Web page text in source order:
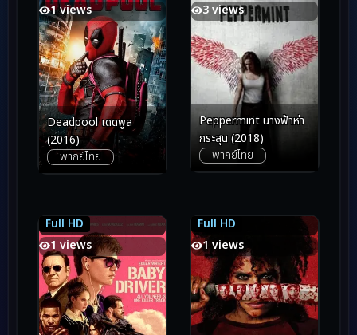
1 views
Deadpool เดดพูล
(2016)
พากย์ไทย
3 views
Peppermint นางฟ้าห่า
กระสุน (2018)
พากย์ไทย
Full HD
8.0
1 views
8.0 Full HD
6.6
1 views
6.6